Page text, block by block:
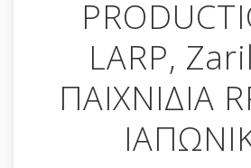
LARP,
ΠΑΙΧΝΙΔΙΑ